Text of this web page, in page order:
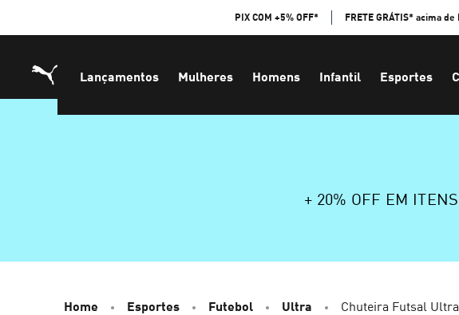
PIX COM +5% OFF* FRETE GRÁTIS* acima
Lançamentos Mulheres Homens Infantil Esportes
+ 20% OFF EM
Home Esportes Futebol Ultra Chuteira Futsal